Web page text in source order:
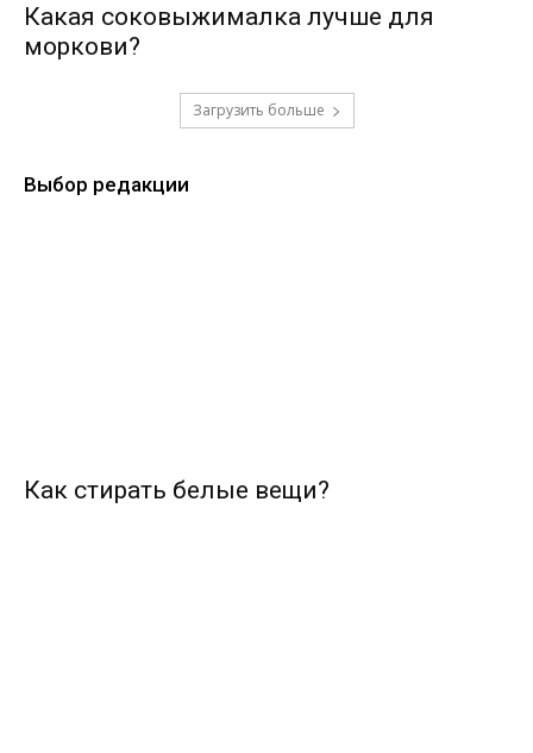
Какая соковыжималка лучше для
моркови?
Загрузить больше
Выбор редакции
Как стирать белые вещи?